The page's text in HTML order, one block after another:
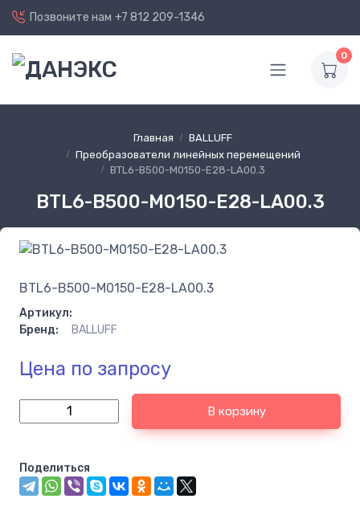
Позвоните нам +7 812 209-1346
0
Главная
BALLUFF
Преобразователи линейных перемещений
BTL6-B500-M0150-E28-LA00.3
BTL6-B500-M0150-E28-LA00.3
BTL6-B500-M0150-E28-LA00.3
Артикул:
Бренд:
BALLUFF
Цена по запросу
В корзину
Поделиться